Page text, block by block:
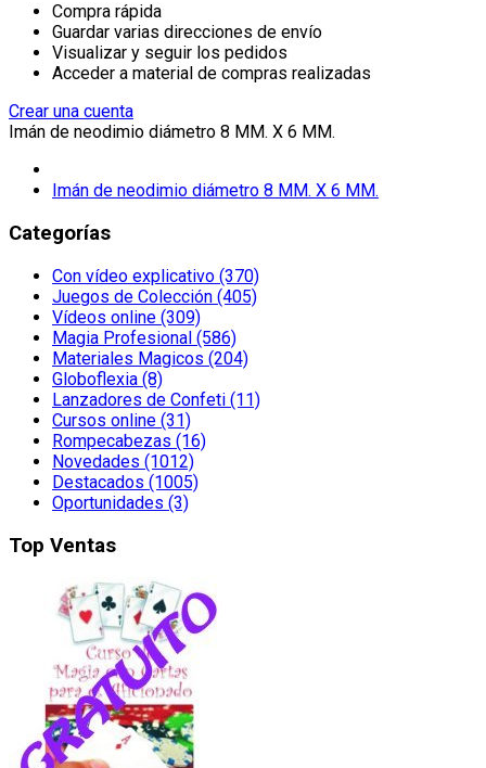
Compra rápida
Guardar varias direcciones de envío
Visualizar y seguir los pedidos
Acceder a material de compras realizadas
Crear una cuenta
Imán de neodimio diámetro 8 MM. X 6 MM.
Imán de neodimio diámetro 8 MM. X 6 MM.
Categorías
Con vídeo explicativo (370)
Juegos de Colección (405)
Vídeos online (309)
Magia Profesional (586)
Materiales Magicos (204)
Globoflexia (8)
Lanzadores de Confeti (11)
Cursos online (31)
Rompecabezas (16)
Novedades (1012)
Destacados (1005)
Oportunidades (3)
Top Ventas